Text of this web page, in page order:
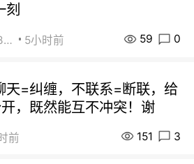
刻
街友49168527 5小时前 59 0
天=纠缠，不联系=断联，给
，既然能互不冲突！谢
前 151 3